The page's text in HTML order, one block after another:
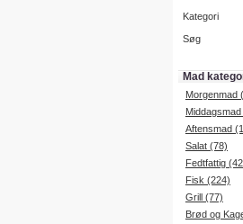
Kategori
Søg
Mad
Morgenmad
Aftensmad
Salat (78)
Fedtfattig
Fisk (224)
Grill (77)
Brød og